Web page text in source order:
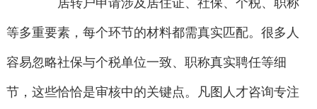
居转户申请涉及居住证、社保、个税、职称
等多重要素，每个环节的材料都需真实匹配。很多人
容易忽略社保与个税单位一致、职称真实聘任等细
节，这些恰恰是审核中的关键点。凡图人才咨询专注